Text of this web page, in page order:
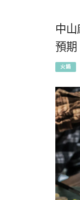
中
預期
火鍋